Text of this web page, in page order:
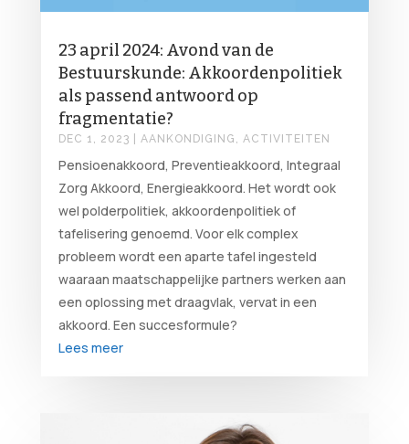
23 april 2024: Avond van de
Bestuurskunde: Akkoordenpolitiek
als passend antwoord op
fragmentatie?
DEC 1, 2023 AANKONDIGING , ACTIVITEITEN
Pensioenakkoord, Preventieakkoord, Integraal
Zorg Akkoord, Energieakkoord. Het wordt ook
wel polderpolitiek, akkoordenpolitiek of
tafelisering genoemd. Voor elk complex
probleem wordt een aparte tafel ingesteld
waaraan maatschappelijke partners werken aan
een oplossing met draagvlak, vervat in een
akkoord. Een succesformule?
Lees meer